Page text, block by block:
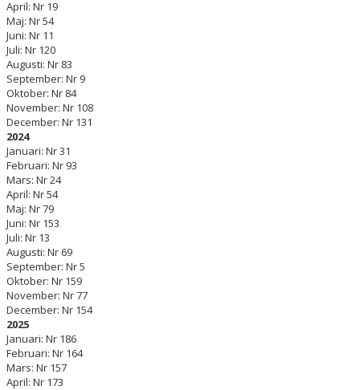
April: Nr 19
Maj: Nr 54
Juni: Nr 11
Juli: Nr 120
Augusti: Nr 83
September: Nr 9
Oktober: Nr 84
November: Nr 108
December: Nr 131
2024
Januari: Nr 31
Februari: Nr 93
Mars: Nr 24
April: Nr 54
Maj: Nr 79
Juni: Nr 153
Juli: Nr 13
Augusti: Nr 69
September: Nr 5
Oktober: Nr 159
November: Nr 77
December: Nr 154
2025
Januari: Nr 186
Februari: Nr 164
Mars: Nr 157
April: Nr 173